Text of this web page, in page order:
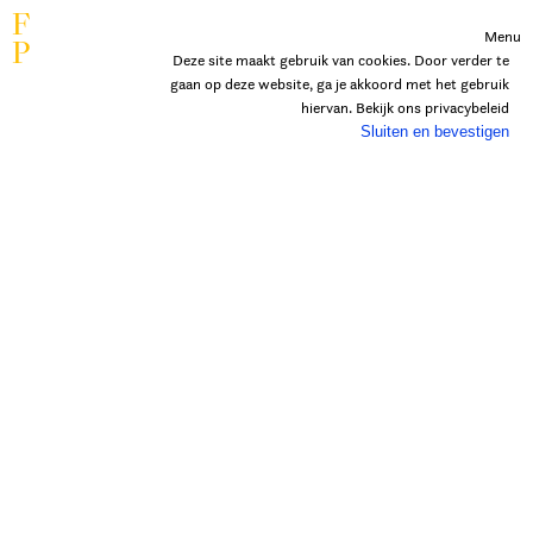
Deze site maakt gebruik van cookies. Door verder te
gaan op deze website, ga je akkoord met het gebruik
hiervan. Bekijk ons privacybeleid
Sluiten en bevestigen
F
P Menu